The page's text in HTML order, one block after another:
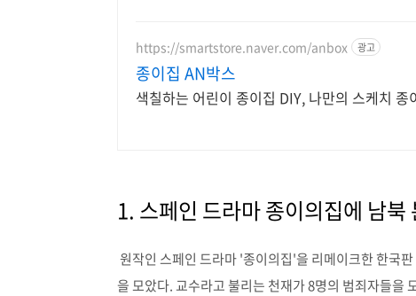
https://smartstore.naver.com/anbox 광고
종이집 AN박스
색칠하는 어린이 종이집 DIY, 나만의 스케치
1. 스페인 드라마 종이의집에 남
원작인 스페인 드라마 '종이의집'을 리메이크한 한국
을 모았다. 교수라고 불리는 천재가 8명의 범죄자들을